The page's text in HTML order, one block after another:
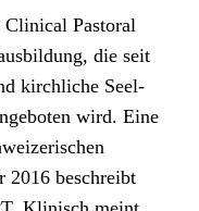
Pas­toral
die seit
kirch­liche Seel­
wird. Eine
2016 beschreibt